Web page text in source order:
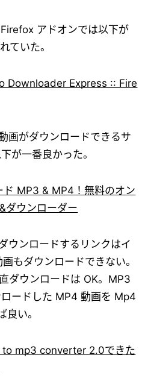
アドオンでは以下が
ていた。
Downloader Express :: Fire
画がダウンロードできるサ
が一番良かった。
ド MP3 & MP4！無料のオン
ダウンローダー
ウンロードするリンクはイ
もダウンロードできない。
ダウンロードは OK。MP3
ードした MP4 動画を Mp4
い。
to mp3 converter 2.0できた